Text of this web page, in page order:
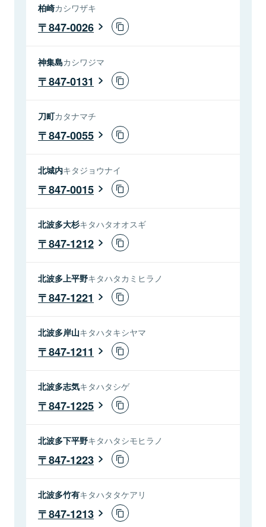
柏崎カシワザキ
847-0026
神集島カシワジマ
847-0131
刀町カタナマチ
847-0055
北城内キタジョウナイ
847-0015
北波多大杉キタハタオオスギ
847-1212
北波多上平野キタハタカミヒラノ
847-1221
北波多岸山キタハタキシヤマ
847-1211
北波多志気キタハタシゲ
847-1225
北波多下平野キタハタシモヒラノ
847-1223
北波多竹有キタハタタケアリ
847-1213